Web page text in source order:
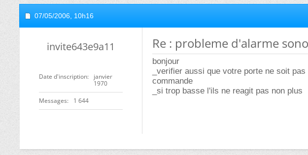
07/05/2006, 10h16
invite643e9a11
Date d'inscription
janvier
1970
Messages 1 644
Re : probleme d'alarme
bonjour
_verifier aussi que votre porte ne soit
commande
_si trop basse l'ils ne reagit pas non plus